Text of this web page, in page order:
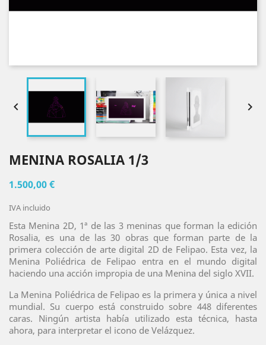
 
MENINA ROSALIA 1/3
1.500,00 €
IVA incluido
Esta Menina 2D, 1ª de las 3 meninas que forman la edición
Rosalia, es una de las 30 obras que forman parte de la
primera colección de arte digital 2D de Felipao. Esta vez, la
Menina Poliédrica de Felipao entra en el mundo digital
haciendo una acción impropia de una Menina del siglo XVII.
La Menina Poliédrica de Felipao es la primera y única a nivel
mundial. Su cuerpo está construido sobre 448 diferentes
caras. Ningún artista había utilizado esta técnica, hasta
ahora, para interpretar el icono de Velázquez.